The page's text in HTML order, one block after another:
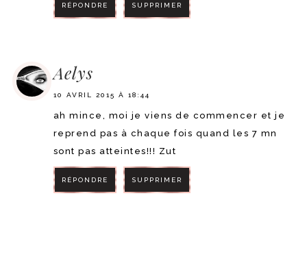
RÉPONDRE SUPPRIMER
Aelys
10 AVRIL 2015 À 18:44
ah mince, moi je viens de commencer et je
reprend pas à chaque fois quand les 7 mn
sont pas atteintes!!! Zut
RÉPONDRE SUPPRIMER